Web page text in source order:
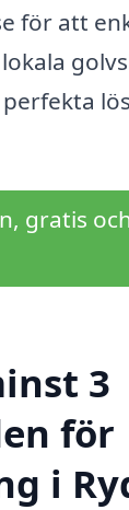
för att
gratis
3
för
i